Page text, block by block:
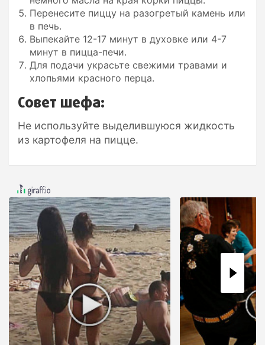
Перенесите пиццу на разогретый камень или
в печь.
Выпекайте 12-17 минут в духовке или 4-7
минут в пицца-печи.
Для подачи украсьте свежими травами и
хлопьями красного перца.
Совет шефа:
Не используйте выделившуюся жидкость
из картофеля на пицце.